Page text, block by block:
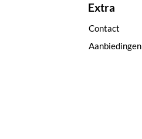
Extra
Contact
Aanbiedingen